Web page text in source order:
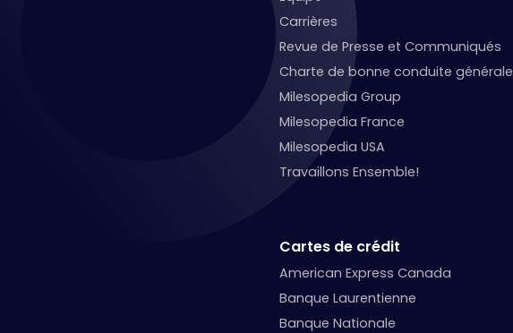
Carrières
Revue de Presse et Communiqués
Charte de bonne conduite générale
Milesopedia Group
Milesopedia France
Milesopedia USA
Travaillons Ensemble!
Cartes de crédit
American Express Canada
Banque Laurentienne
Banque Nationale